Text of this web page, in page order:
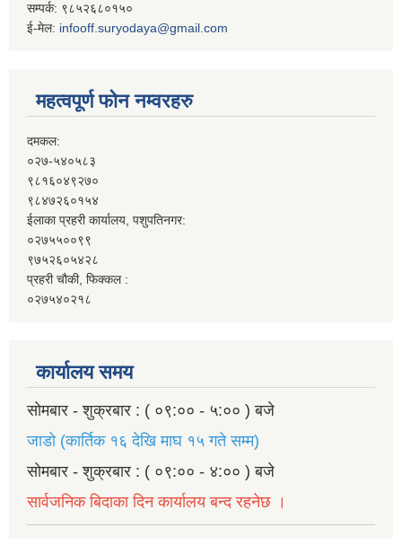
सम्पर्क: ९८५२६८०१५०
ई-मेल: infooff.suryodaya@gmail.com
महत्वपूर्ण फोन नम्वरहरु
दमकल:
०२७-५४०५८३
९८१६०४९२७०
९८४७२६०१५४
ईलाका प्रहरी कार्यालय, पशुपतिनगर:
०२७५५००९९
९७५२६०५४२८
प्रहरी चौकी, फिक्कल :
०२७५४०२१८
कार्यालय समय
सोमबार - शुक्रबार : ( ०९:०० - ५:०० ) बजे
जाडो (कार्तिक १६ देखि माघ १५ गते सम्म)
सोमबार - शुक्रबार : ( ०९:०० - ४:०० ) बजे
सार्वजनिक बिदाका दिन कार्यालय बन्द रहनेछ ।